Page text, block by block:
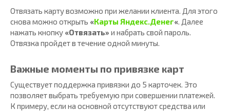
Отвязать карту возможно при желании клиента. Для этого
снова можно открыть «Карты Яндекс.Денег«. Далее
нажать кнопку «Отвязать» и набрать свой пароль.
Отвязка пройдет в течение одной минуты.
Важные моменты по привязке карт
Существует поддержка привязки до 5 карточек. Это
позволяет выбрать требуемую при совершении платежей.
К примеру, если на основной отсутствуют средства или